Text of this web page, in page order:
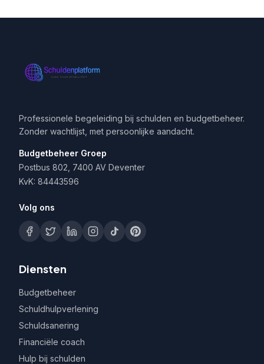
Professionele begeleiding bij schulden en budgetbeheer.
Zonder wachtlijst, met persoonlijke aandacht.
Budgetbeheer Groep
Postbus 802, 7400 AV Deventer
KvK: 84443596
Volg ons
Diensten
Budgetbeheer
Schuldhulpverlening
Schuldsanering
Financiële coach
Hulp bij schulden